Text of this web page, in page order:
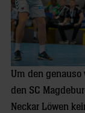
Um den
den SC
Neckar Löwen